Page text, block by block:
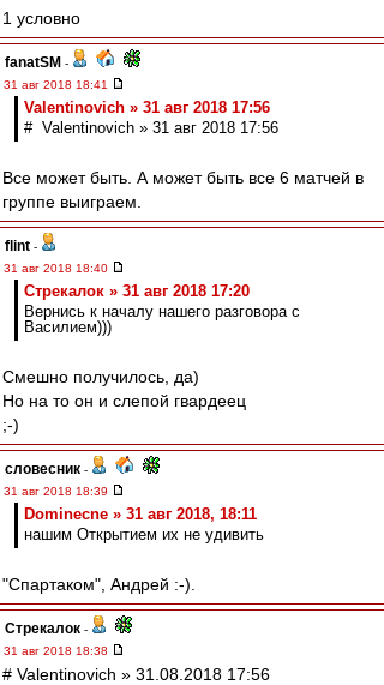
1 условно
fanatSM -
31 авг 2018 18:41
Valentinovich » 31 авг 2018 17:56
# Valentinovich » 31 авг 2018 17:56
Все может быть. А может быть все 6 матчей в
группе выиграем.
flint -
31 авг 2018 18:40
Стрекалок » 31 авг 2018 17:20
Вернись к началу нашего разговора с
Василием)))
Смешно получилось, да)
Но на то он и слепой гвардеец
;-)
словесник -
31 авг 2018 18:39
Dominecne » 31 авг 2018, 18:11
нашим Открытием их не удивить
"Спартаком", Андрей :-).
Стрекалок -
31 авг 2018 18:38
# Valentinovich » 31.08.2018 17:56